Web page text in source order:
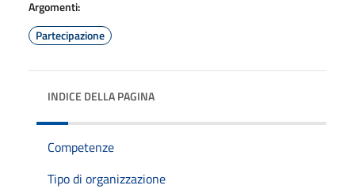
Argomenti:
Partecipazione
INDICE DELLA PAGINA
Competenze
Tipo di organizzazione